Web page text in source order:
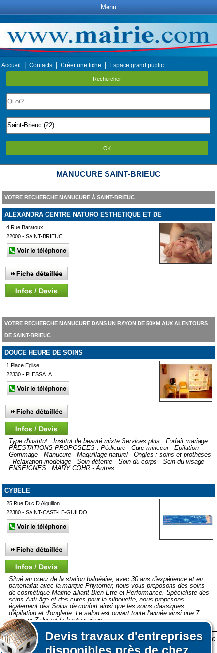
Menu
Accueil Contacts Créer une fiche Espace grand public
Rechercher
OK
MANUCURE SAINT-BRIEUC
Devis travaux d'entreprises
disponibles près de chez
VOTRE RECHERCHE MANUCURE À SAINT-BRIEUC
ALEXANDRA CENTRE NATURO ESTHETIQUE ET DE
BIOENERGETIQUE
4 Rue Baratoux
22000 - SAINT-BRIEUC
VOTRE RECHERCHE MANUCURE DANS UN RAYON DE 50KM AUX ALENTOURS
DE SAINT-BRIEUC
DOUCE HEURE DE SOINS
1 Place Eglise
22330 - PLESSALA
Type d'institut : Institut de beauté mixte Services plus : Forfait mariage
PRESTATIONS PROPOSEES : Pédicure - Cure minceur - Epilation -
Gommage - Manucure - Maquillage naturel - Ongles : soins et prothèses
- Relaxation modelage - Soin détente - Soin du corps - Soin du visage
ENSEIGNES : MARY COHR - Autres
CYBELE
25 Rue Duc D Aiguillon
22380 - SAINT-CAST-LE-GUILDO
Situé au cœur de la station balnéaire, avec 30 ans d'expérience et en
partenariat avec la marque Phytomer, nous vous proposons des soins
de cosmétique Marine alliant Bien-Etre et Performance. Spécialiste des
soins Anti-âge et des cures pour la silhouette, nous proposons
également des Soins de confort ainsi que les soins classiques
d'épilation et d'onglerie. Le salon est ouvert toute l'année ainsi que 7
jours sur 7 durant la haute saison.
Afficher plus de prestataires dans un rayon de 50km autour de
Lors de votre visite sur notre site des fichiers informatiques nommés cookies sont
déposés sur votre terminal. Ces cookies sont utilisés pour la navigation, le